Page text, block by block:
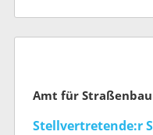
Stellvertretende:r